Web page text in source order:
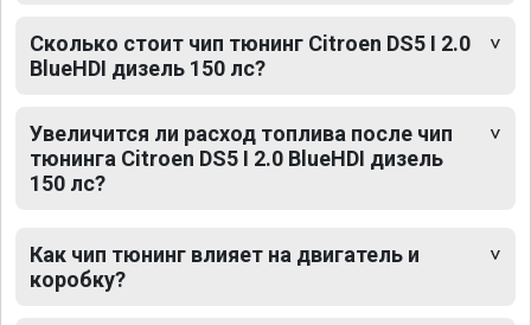
Сколько стоит чип тюнинг Citroen DS5 I 2.0
BlueHDI дизель 150 лс?
Увеличится ли расход топлива после чип
тюнинга Citroen DS5 I 2.0 BlueHDI дизель
150 лс?
Как чип тюнинг влияет на двигатель и
коробку?